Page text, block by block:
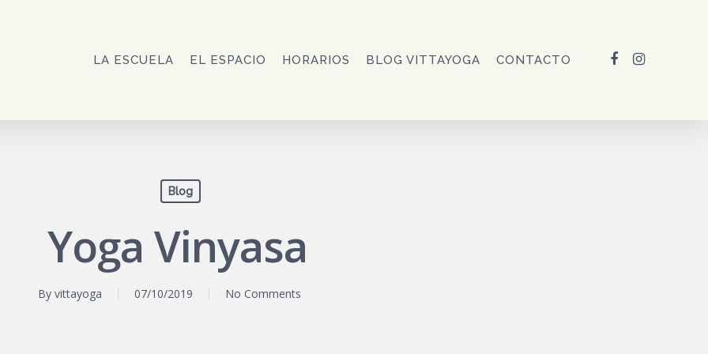
LA ESCUELA EL ESPACIO HORARIOS BLOG VITTAYOGA CONTACTO FACEBOOK
INSTAGRAM
Blog
Yoga Vinyasa
By vittayoga 07/10/2019 No Comments